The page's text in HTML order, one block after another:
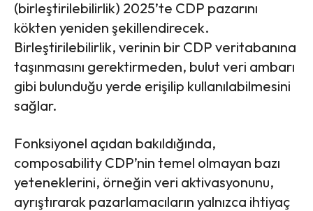
(birleştirilebilirlik) 2025’te CDP pazarını
kökten yeniden şekillendirecek.
Birleştirilebilirlik, verinin bir CDP veritabanına
taşınmasını gerektirmeden, bulut veri ambarı
gibi bulunduğu yerde erişilip kullanılabilmesini
sağlar.
Fonksiyonel açıdan bakıldığında,
composability CDP’nin temel olmayan bazı
yeteneklerini, örneğin veri aktivasyonunu,
ayrıştırarak pazarlamacıların yalnızca ihtiyaç